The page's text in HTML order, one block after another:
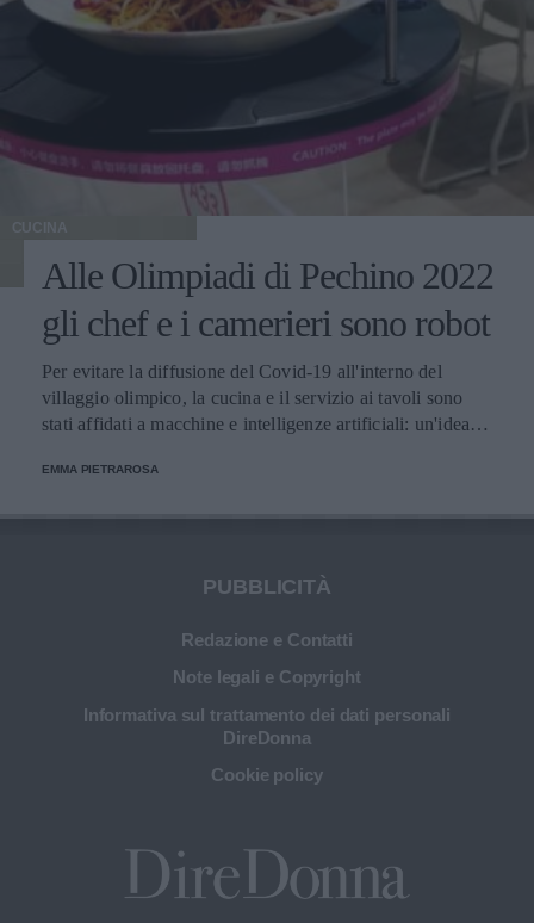
CUCINA
Alle Olimpiadi di Pechino 2022
gli chef e i camerieri sono robot
Per evitare la diffusione del Covid-19 all'interno del
villaggio olimpico, la cucina e il servizio ai tavoli sono
stati affidati a macchine e intelligenze artificiali: un'idea
EMMA PIETRAROSA
PUBBLICITÀ
Redazione e Contatti
Note legali e Copyright
Informativa sul trattamento dei dati personali
DireDonna
Cookie policy